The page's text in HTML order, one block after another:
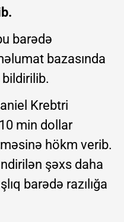
barədə
bazasında
Krebtri
min dollar
hökm verib.
şəxs daha
barədə razılığa